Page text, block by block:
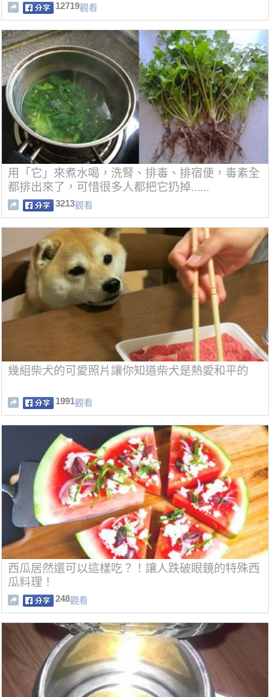
12719觀看
用「它」來煮水喝，洗腎、排毒、排宿便，毒素全
都排出來了，可惜很多人都把它扔掉......
3213觀看
幾組柴犬的可愛照片讓你知道柴犬是熱愛和平的
1991觀看
西瓜居然還可以這樣吃？！讓人跌破眼鏡的特殊西
瓜料理！
248觀看